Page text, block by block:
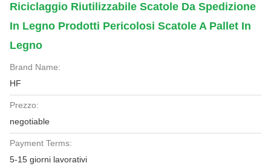
Riciclaggio Riutilizzabile Scatole Da Spedizione
In Legno Prodotti Pericolosi Scatole A Pallet In
Legno
Brand Name:
HF
Prezzo:
negotiable
Payment Terms:
5-15 giorni lavorativi